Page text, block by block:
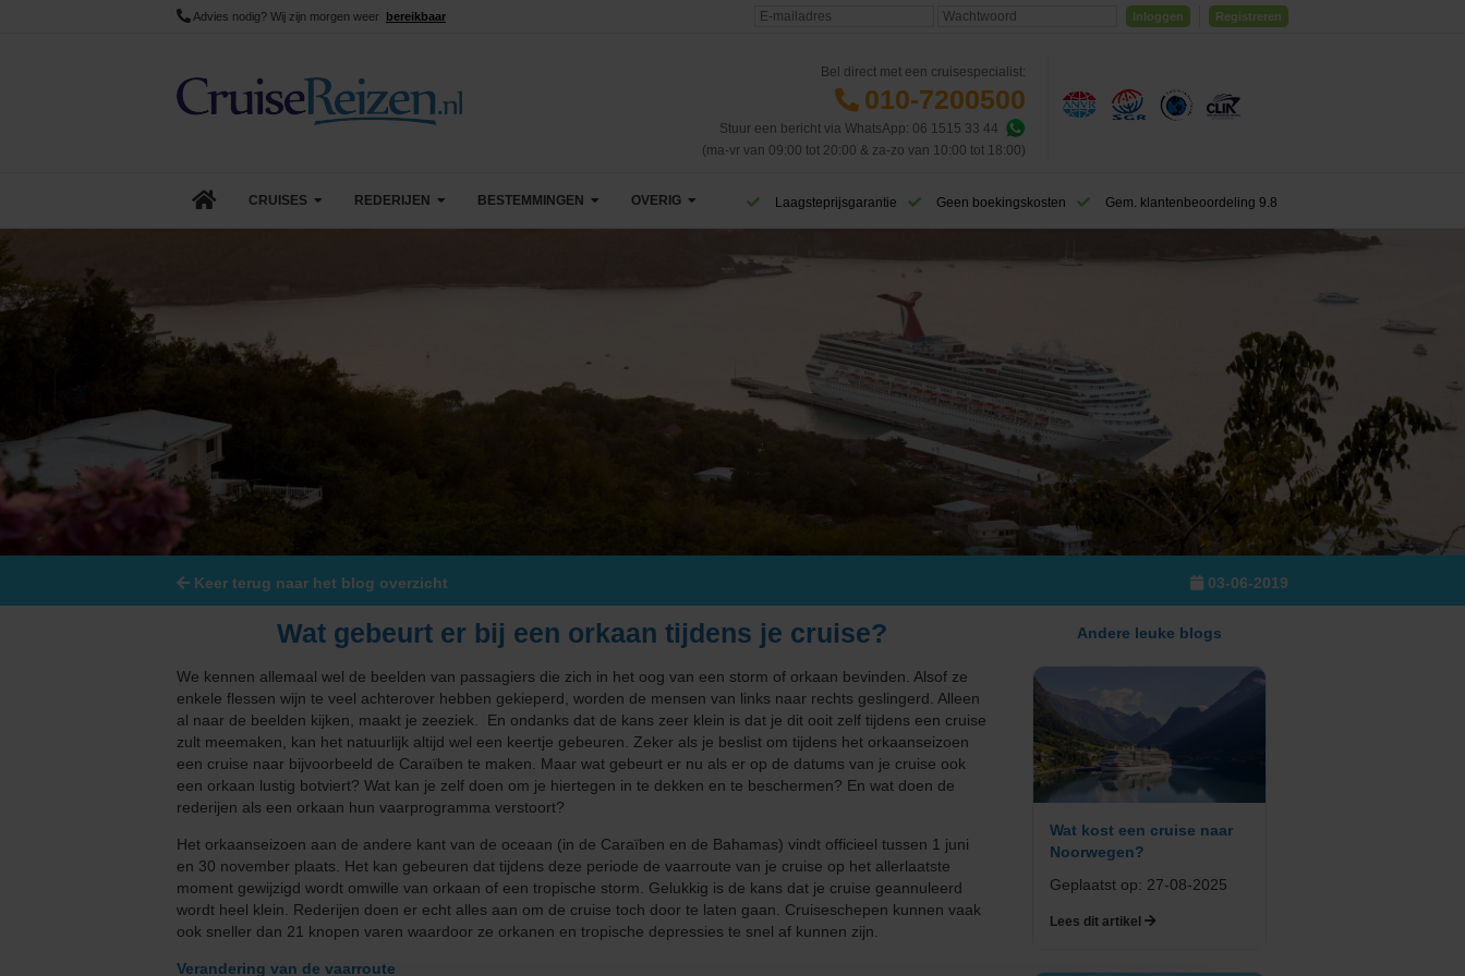
Advies nodig? Wij zijn morgen weer bereikbaar Inloggen Registreren
Bel direct met een cruisespecialist:
010-7200500
Stuur een bericht via WhatsApp: 06 1515 33 44
(ma-vr van 09:00 tot 20:00 & za-zo van 10:00 tot 18:00)
CRUISES
Last Minute Cruises
Grand Voyages & Wereldcruises
Cruises vanuit Nederland
Familiecruises
Expeditiecruises
Nieuwe cruise schepen
Single cruises
REDERIJEN
Celebrity Cruises
Disney Cruise Line
Explora Journeys
Holland America Line
Mein Schiff® - TUI Cruises
MSC Cruises
Norwegian Cruise Line
Oceania Cruises
BESTEMMINGEN
Caribbean & Midden-Amerika West-Caribbean
Oost-Caribbean
Oost-Middellandse Zee
Noord-Amerika Westkust VS
Alaska
Hawaii
Noord-Europa Noorse Fjorden
Noordkaap
Oostzee & Baltische staten
Britse eilanden
IJsland
Oceanie Australië & Nieuw Zeeland
Frans Polynesië
Panamakanaal
Transatlantisch
Wereldcruise & Grand Voyages
Zuid-Amerika
OVERIG
Eerste cruise
Veelgestelde vragen
Visum aanvragen
Vacatures
Reisinformatie
Laagsteprijsgarantie Geen boekingskosten Gem. klantenbeoordeling 9.8
Keer terug naar het blog overzicht 03-06-2019
Wat gebeurt er bij een orkaan tijdens je cruise?
We kennen allemaal wel de beelden van passagiers die zich in het oog van een storm of orkaan bevinden. Alsof ze
enkele flessen wijn te veel achterover hebben gekieperd, worden de mensen van links naar rechts geslingerd. Alleen
al naar de beelden kijken, maakt je zeeziek.
En ondanks dat de kans zeer klein is dat je dit ooit zelf tijdens een cruise
zult meemaken, kan het natuurlijk altijd wel een keertje gebeuren. Zeker als je beslist om tijdens het orkaanseizoen
een cruise naar bijvoorbeeld de Caraïben te maken. Maar wat gebeurt er nu als er op de datums van je cruise ook
een orkaan lustig botviert? Wat kan je zelf doen om je hiertegen in te dekken en te beschermen? En wat doen de
rederijen als een orkaan hun vaarprogramma verstoort?
Het orkaanseizoen aan de andere kant van de oceaan (in de Caraïben en de Bahamas) vindt officieel tussen 1 juni
en 30 november plaats. Het kan gebeuren dat tijdens deze periode de vaarroute van je cruise op het allerlaatste
moment gewijzigd wordt omwille van orkaan of een tropische storm. Gelukkig is de kans dat je cruise geannuleerd
wordt heel klein. Rederijen doen er echt alles aan om de cruise toch door te laten gaan. Cruiseschepen kunnen vaak
ook sneller dan 21 knopen varen waardoor ze orkanen en tropische depressies te snel af kunnen zijn.
Verandering van de vaarroute
Andere leuke blogs
Wat kost een cruise naar
Noorwegen?
Geplaatst op: 27-08-2025
Lees dit artikel